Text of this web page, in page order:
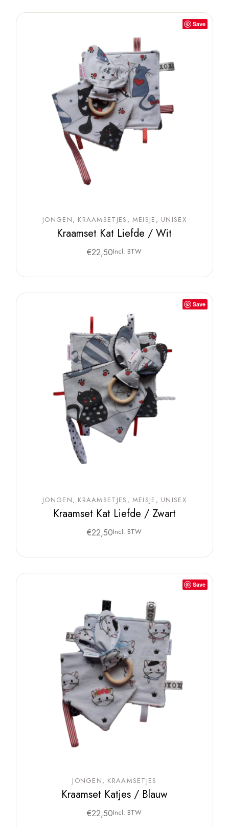
Save
JONGEN KRAAMSETJES MEISJE UNISEX
Kraamset Kat Liefde / Wit
€22,50Incl. BTW
Save
JONGEN KRAAMSETJES MEISJE UNISEX
Kraamset Kat Liefde / Zwart
€22,50Incl. BTW
Save
JONGEN KRAAMSETJES
Kraamset Katjes / Blauw
€22,50Incl. BTW